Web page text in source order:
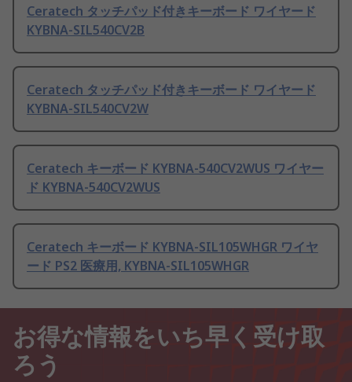
Ceratech タッチパッド付きキーボード ワイヤード
KYBNA-SIL540CV2B
Ceratech タッチパッド付きキーボード ワイヤード
KYBNA-SIL540CV2W
Ceratech キーボード KYBNA-540CV2WUS ワイヤー
ド KYBNA-540CV2WUS
Ceratech キーボード KYBNA-SIL105WHGR ワイヤ
ード PS2 医療用, KYBNA-SIL105WHGR
お得な情報をいち早く受け取
ろう